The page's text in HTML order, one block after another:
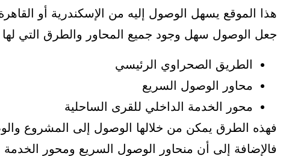
جعل الوصول سهل وجود جميع المحاور والطرق التي
الطريق الصحراوي الرئيسي
محاور الوصول السريع
محور الخدمة الداخلي للقرى الساحلية
فهذه الطرق يمكن من خلالها الوصول إلى المشروع
فالإضافة إلى أن منحاور الوصول السريع ومحور الخدمة